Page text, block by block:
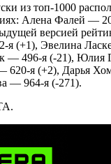
из топ-1000
Алена Фалей —
версией
(+1), Эвелина
— 496-я (-21), Юлия
620-я (+2), Дарья
— 964-я (-271).